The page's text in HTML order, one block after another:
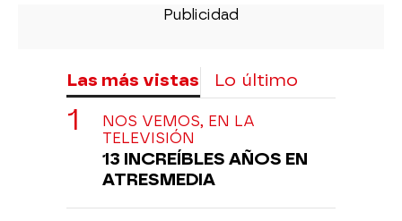
Las más vistas Lo último
NOS VEMOS, EN LA
TELEVISIÓN
13 INCREÍBLES AÑOS EN
ATRESMEDIA